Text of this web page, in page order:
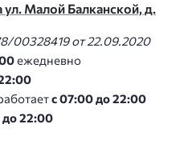
Малой Балканской, д.
00328419 от 22.09.2020
ежедневно
с 07:00 до 22:00
до 22:00